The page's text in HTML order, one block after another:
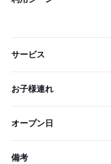
サービス
お子様連れ
オープン日
備考